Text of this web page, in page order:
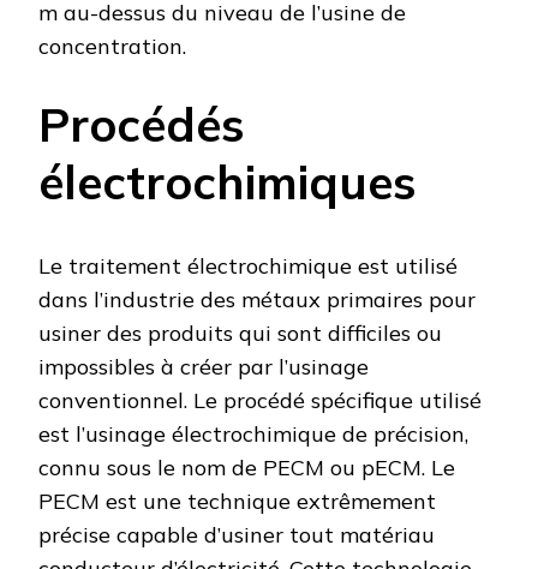
m au-dessus du niveau de l’usine de
concentration.
Procédés
électrochimiques
Le traitement électrochimique est utilisé
dans l’industrie des métaux primaires pour
usiner des produits qui sont difficiles ou
impossibles à créer par l’usinage
conventionnel. Le procédé spécifique utilisé
est l’usinage électrochimique de précision,
connu sous le nom de PECM ou pECM. Le
PECM est une technique extrêmement
précise capable d’usiner tout matériau